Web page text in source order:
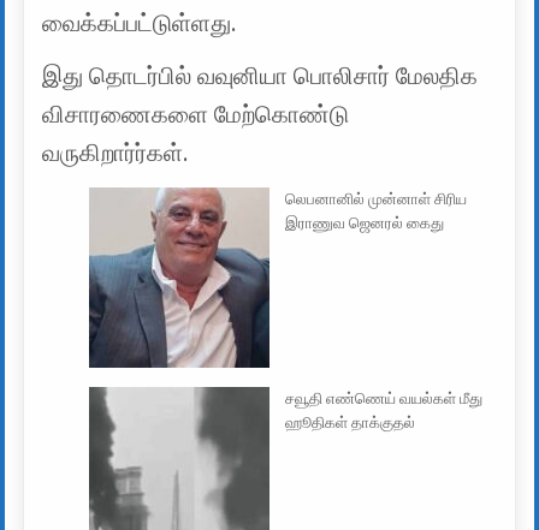
வைக்கப்பட்டுள்ளது.
இது தொடர்பில் வவுனியா பொலிசார் மேலதிக
விசாரணைகளை மேற்கொண்டு
வருகிறார்ர்கள்.
லெபனானில் முன்னாள் சிரிய
இராணுவ ஜெனரல் கைது
சவூதி எண்ணெய் வயல்கள் மீது
ஹூதிகள் தாக்குதல்